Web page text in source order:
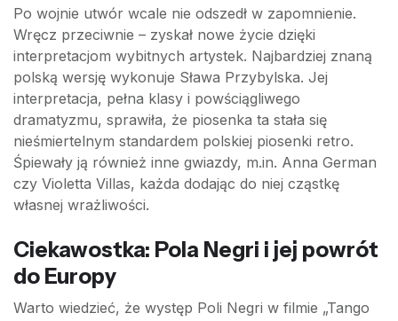
Po wojnie utwór wcale nie odszedł w zapomnienie.
Wręcz przeciwnie – zyskał nowe życie dzięki
interpretacjom wybitnych artystek. Najbardziej znaną
polską wersję wykonuje Sława Przybylska. Jej
interpretacja, pełna klasy i powściągliwego
dramatyzmu, sprawiła, że piosenka ta stała się
nieśmiertelnym standardem polskiej piosenki retro.
Śpiewały ją również inne gwiazdy, m.in. Anna German
czy Violetta Villas, każda dodając do niej cząstkę
własnej wrażliwości.
Ciekawostka: Pola Negri i jej powrót
do Europy
Warto wiedzieć, że występ Poli Negri w filmie „Tango